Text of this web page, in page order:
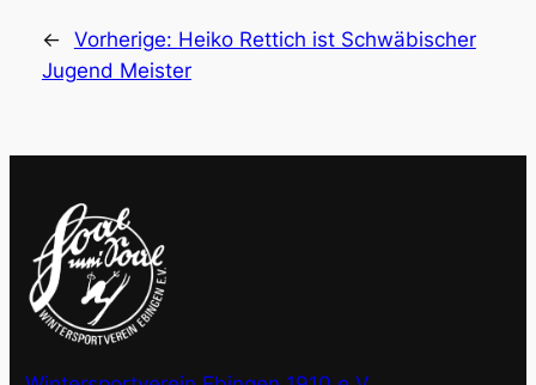
← Vorherige: Heiko Rettich ist Schwäbischer
Jugend Meister